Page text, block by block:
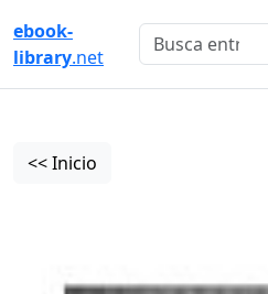
ebook-
library.net
<< Inicio